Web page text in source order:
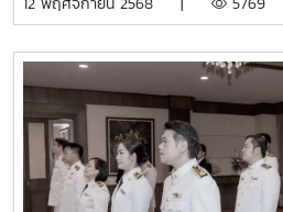
มหาวิทยาลัยแม่โจ้ เป็นประธานเปิดก
แผนปฏิบัติการมหาวิทยาลัย ประจำปี
ระดมความคิดเห็นในการทบทวนแผ
การสำนักงานมหาวิทยาลัยให้สอดคล้
งานตามนโยบายและแผนของมหาวิท
ประกันคุณภาพ ของเกณฑ์ EdPEx
หน่วยงาน และบุคลกรที่เกี่ยวข้อง เข้